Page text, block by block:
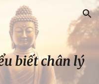
Skip to navigation
biết chân lý